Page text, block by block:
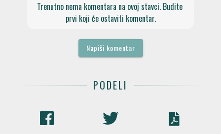
Trenutno nema komentara na ovoj stavci. Budite
prvi koji će ostaviti komentar.
Napiši komentar
PODELI